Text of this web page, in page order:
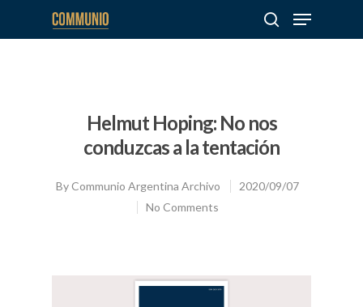
Helmut Hoping: No nos
conduzcas a la tentación
ByCommunio Argentina Archivo
2020/09/07
No Comments